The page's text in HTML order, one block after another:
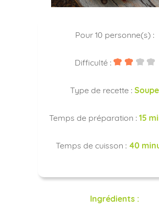
Pour 10 personne(s) :
Difficulté :
Type de recette : Soupe
Temps de préparation : 15
Temps de cuisson : 40
Ingrédients :